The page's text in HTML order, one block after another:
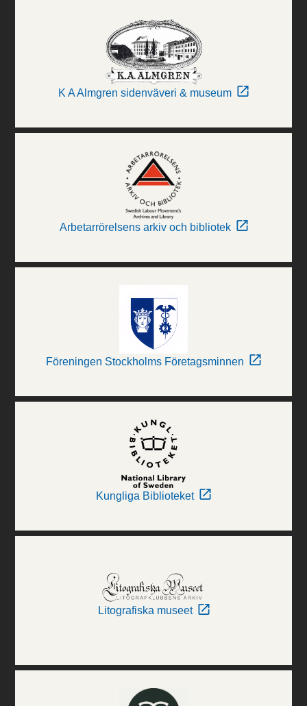
K A Almgren sidenväveri & museum
Arbetarrörelsens arkiv och bibliotek
Föreningen Stockholms Företagsminnen
Kungliga Biblioteket
Litografiska museet